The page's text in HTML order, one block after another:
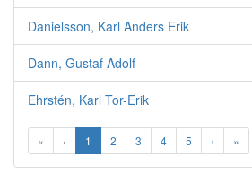
Danielsson, Karl Anders Erik
Dann, Gustaf Adolf
Ehrstén, Karl Tor-Erik
« ‹ 1 2 3 4 5 › »